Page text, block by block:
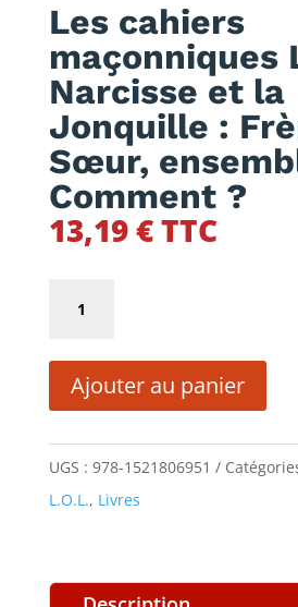
Les cahiers
maçonniques
Narcisse et la
Jonquille :
Sœur,
Comment ?
13,19€TTC
Les
cahiers
Le
Narcisse
Jonquille
Ajouter au panier
UGS : 978-1521806951
L.O.L., Livres